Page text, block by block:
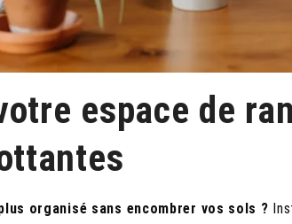
espace de
organisé sans encombrer vos sols ?